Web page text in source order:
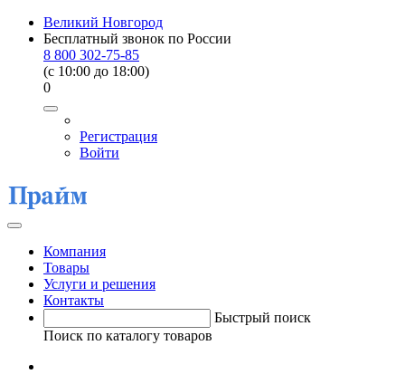
Великий Новгород
Бесплатный звонок по России
8 800 302-75-85
(c 10:00 до 18:00)
0
Регистрация
Войти
Компания
Товары
Услуги и решения
Контакты
Быстрый поиск
Поиск по каталогу товаров